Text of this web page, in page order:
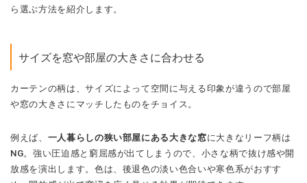
ら選ぶ方法を紹介します。
サイズを窓や部屋の大きさに合わせる
カーテンの柄は、サイズによって空間に与える印象が違うので部屋
や窓の大きさにマッチしたものをチョイス。
例えば、 一人暮らしの狭い部屋にある大きな窓に大きなリーフ柄は
NG。強い圧迫感と窮屈感が出てしまうので、小さな柄で抜け感や開
放感を演出します。色は、後退色の淡い色合いや寒色系がおすす